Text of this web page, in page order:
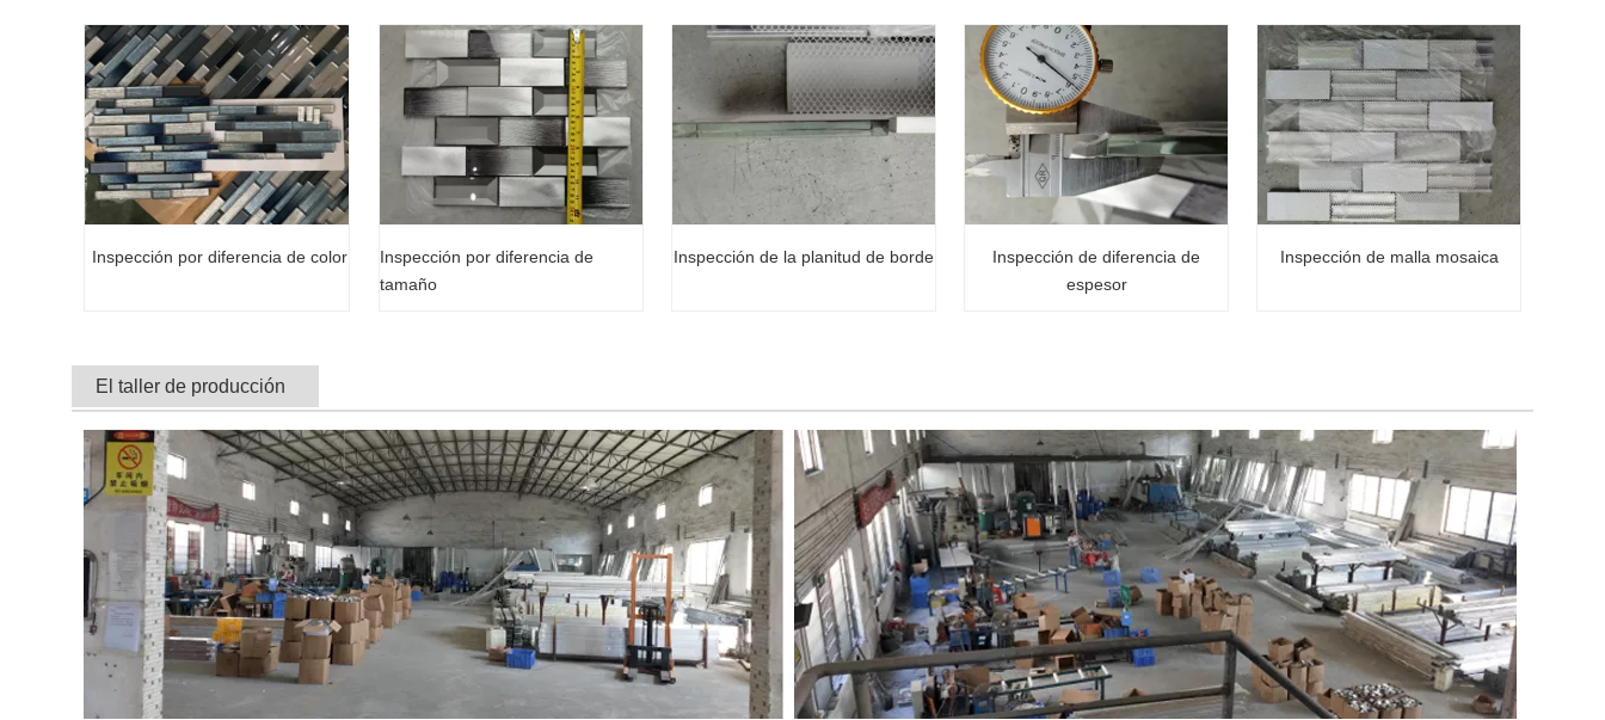
Inspección por diferencia de color
Inspección por diferencia de
tamaño
Inspección de la planitud de borde
Inspección de diferencia de
espesor
Inspección de malla mosaica
El taller de producción